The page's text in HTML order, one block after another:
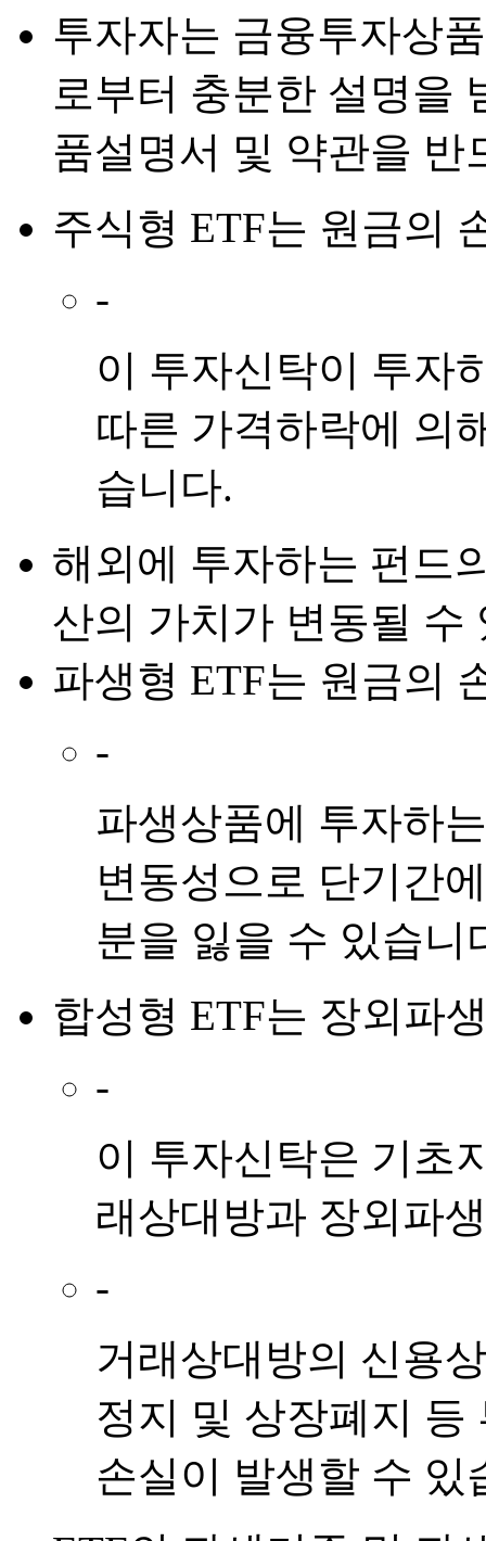
투자자는 금융투자상
로부터 충분한 설명을
품설명서 및 약관을 반
주식형 ETF는 원금의
-
이 투자신탁이 투자
따른 가격하락에 의
습니다.
해외에 투자하는 펀드
산의 가치가 변동될 수
파생형 ETF는 원금의
-
파생상품에 투자하
변동성으로 단기간
분을 잃을 수 있습니
합성형 ETF는 장외파
-
이 투자신탁은 기초
래상대방과 장외파
-
거래상대방의 신용
정지 및 상장폐지 등
손실이 발생할 수 있